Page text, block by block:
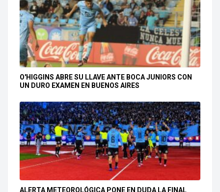
O'HIGGINS ABRE SU LLAVE ANTE BOCA JUNIORS CON
UN DURO EXAMEN EN BUENOS AIRES
ALERTA METEOROLÓGICA PONE EN DUDA LA FINAL